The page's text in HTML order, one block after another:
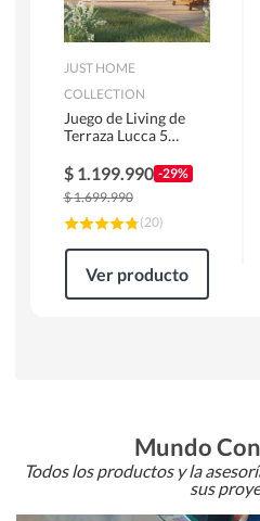
JUST HOME
COLLECTION
Juego de Living de
Terraza Lucca 5
$ 1.199.990 -29%
$1.699.990
(20)
Ver producto
Mundo
Todos los productos y la
sus